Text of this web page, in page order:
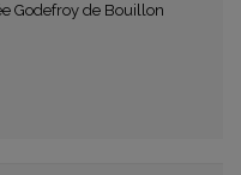
Godefroy de Bouillon